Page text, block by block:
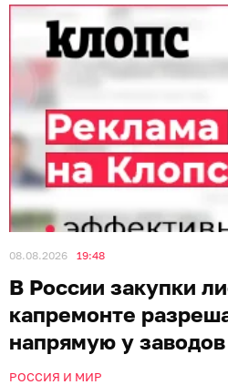
08.08.2026 19:48
В России закупки
капремонте
напрямую у
РОССИЯ И МИР